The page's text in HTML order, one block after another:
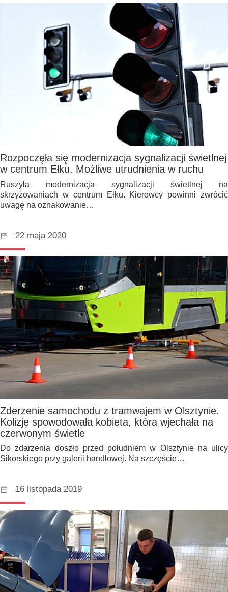
Rozpoczęła się modernizacja sygnalizacji świetlnej
w centrum Ełku. Możliwe utrudnienia w ruchu
Ruszyła modernizacja sygnalizacji świetlnej na
skrzyżowaniach w centrum Ełku. Kierowcy powinni zwrócić
uwagę na oznakowanie…
22 maja 2020
Zderzenie samochodu z tramwajem w Olsztynie.
Kolizję spowodowała kobieta, która wjechała na
czerwonym świetle
Do zdarzenia doszło przed południem w Olsztynie na ulicy
Sikorskiego przy galerii handlowej. Na szczęście…
16 listopada 2019